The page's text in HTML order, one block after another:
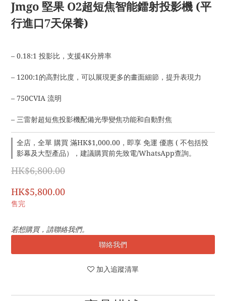
Jmgo 堅果 O2超短焦智能鐳射投影機 (平
行進口7天保養)
– 0.18:1 投影比，支援4K分辨率
– 1200:1的高對比度，可以展現更多的畫面細節，提升表現力
– 750CVIA 流明
– 三雷射超短焦投影機配備光學變焦功能和自動對焦
全店，全單 購買 滿HK$1,000.00，即享 免運 優惠 ( 不包括投
影幕及大型產品），建議購買前先致電/WhatsApp查詢。
HK$6,800.00
HK$5,800.00
售完
若想購買，請聯絡我們。
聯絡我們
加入追蹤清單